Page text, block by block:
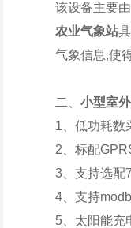
该设备主要
农业气象站
气象信息,使
二、 小型室
1、低功耗数
2、标配
3、支持选配
4、支持
5、太阳能充